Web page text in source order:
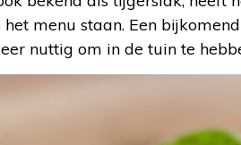
menu staan. Een
nuttig om in de tuin te